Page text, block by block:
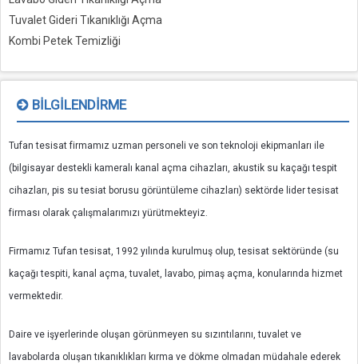
Tuvalet Gideri Tıkanıklığı Açma
Kombi Petek Temizliği
BILGILENDIRME
Tufan tesisat firmamız uzman personeli ve son teknoloji ekipmanları ile
(bilgisayar destekli kameralı kanal açma cihazları, akustik su kaçağı tespit
cihazları, pis su tesiat borusu görüntüleme cihazları) sektörde lider tesisat
firması olarak çalışmalarımızı yürütmekteyiz.
Firmamız Tufan tesisat, 1992 yılında kurulmuş olup, tesisat sektöründe (su
kaçağı tespiti, kanal açma, tuvalet, lavabo, pimaş açma, konularında hizmet
vermektedir.
Daire ve işyerlerinde oluşan görünmeyen su sızıntılarını, tuvalet ve
lavabolarda oluşan tıkanıklıkları kırma ve dökme olmadan müdahale ederek